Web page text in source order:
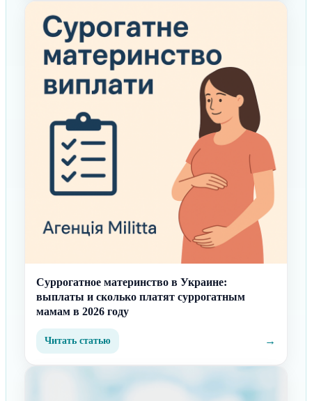
Суррогатное материнство в Украине:
выплаты и сколько платят суррогатным
мамам в 2026 году
Читать статью →